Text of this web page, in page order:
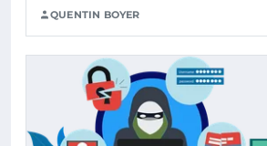
QUENTIN BOYER